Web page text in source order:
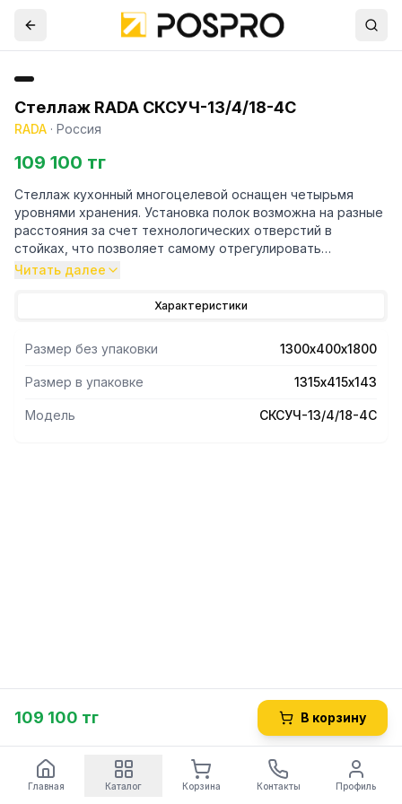
Стеллаж RADA СКСУЧ-13/4/18-4С
RADA · Россия
109 100 тг
Стеллаж кухонный многоцелевой оснащен четырьмя
уровнями хранения. Установка полок возможна на разные
расстояния за счет технологических отверстий в
стойках, что позволяет самому отрегулировать
расстояние между полками. Стойки выполнены в форме
мм. Материал стоек и полок - нержавеющая сталь AISI
Нагрузка на полку равнораспределенная 200 кг. Вес
полного комплекта 28 кг. Габариты упаковки полок
1315х415х143 мм.
Читать далее
Характеристики
Размер без упаковки 1300х400х1800
Размер в упаковке 1315х415х143
Модель СКСУЧ-13/4/18-4С
109 100 тг В корзину
Главная Каталог Корзина Контакты Профиль